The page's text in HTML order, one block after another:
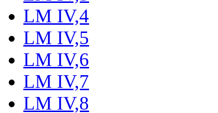
LM IV,4
LM IV,5
LM IV,6
LM IV,7
LM IV,8